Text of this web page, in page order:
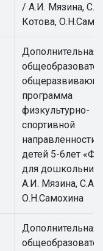
/ А.И. Мязина, С.А.
Котова,
Дополнительная
программа
физкультурно-
спортивной
направленности
детей 5-6лет
для
А.И. Мязина, С.А.
О.Н.Самохина
Дополнительная